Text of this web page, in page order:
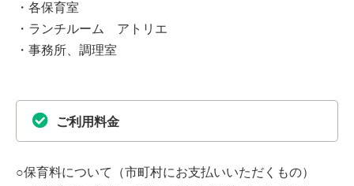
・各保育室
・ランチルーム アトリエ
・事務所、調理室
ご利用料金
○保育料について（市町村にお支払いいただくもの）